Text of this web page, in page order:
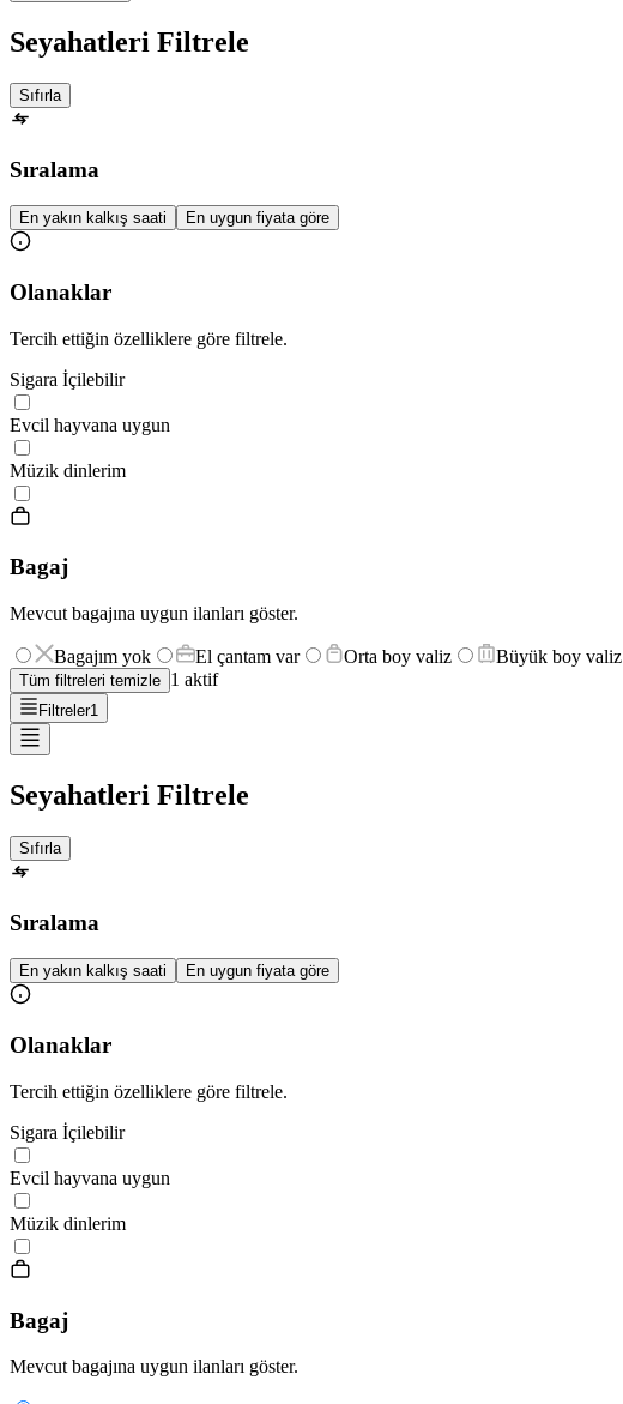
Seyahatleri Filtrele
Sıfırla
Sıralama
En yakın kalkış saati En uygun fiyata göre
Olanaklar
Tercih ettiğin özelliklere göre filtrele.
Sigara İçilebilir
Evcil hayvana uygun
Müzik dinlerim
Bagaj
Mevcut bagajına uygun ilanları göster.
Bagajım yok El çantam var Orta boy valiz Büyük boy valiz
Tüm filtreleri temizle 1 aktif
Filtreler1
Seyahatleri Filtrele
Sıfırla
Sıralama
En yakın kalkış saati En uygun fiyata göre
Olanaklar
Tercih ettiğin özelliklere göre filtrele.
Sigara İçilebilir
Evcil hayvana uygun
Müzik dinlerim
Bagaj
Mevcut bagajına uygun ilanları göster.